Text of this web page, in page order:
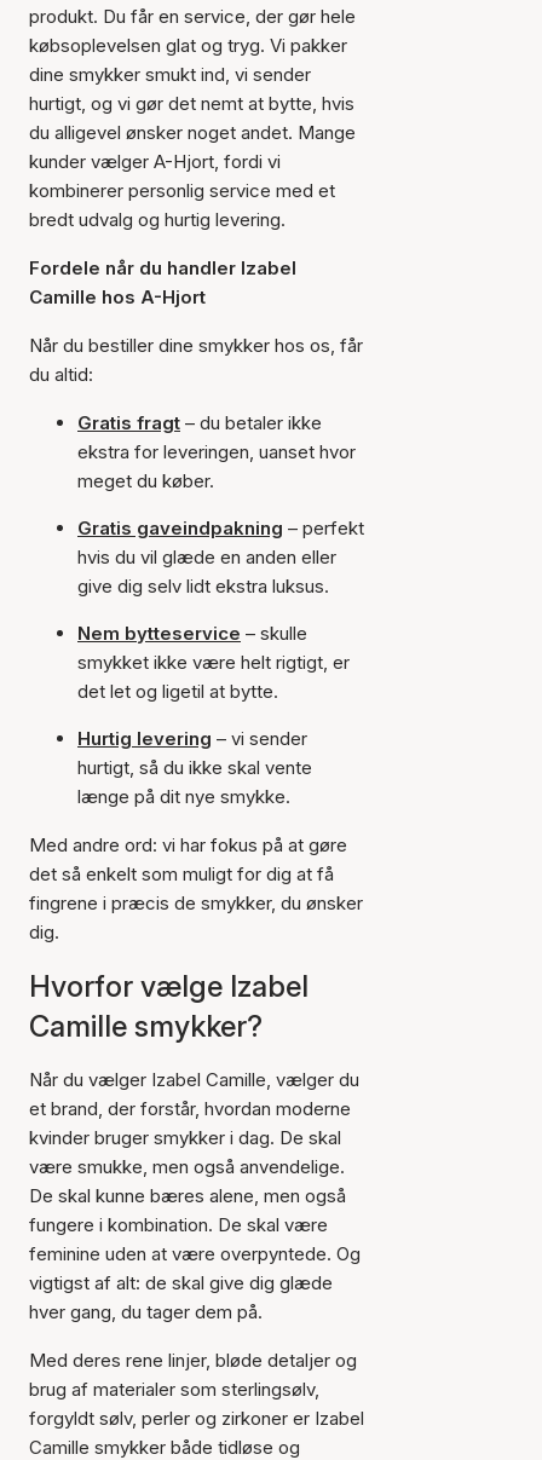
produkt. Du får en service, der gør hele
købsoplevelsen glat og tryg. Vi pakker
dine smykker smukt ind, vi sender
hurtigt, og vi gør det nemt at bytte, hvis
du alligevel ønsker noget andet. Mange
kunder vælger A-Hjort, fordi vi
kombinerer personlig service med et
bredt udvalg og hurtig levering.
Fordele når du handler Izabel
Camille hos A-Hjort
Når du bestiller dine smykker hos os, får
du altid:
Gratis fragt – du betaler ikke
ekstra for leveringen, uanset hvor
meget du køber.
Gratis gaveindpakning – perfekt
hvis du vil glæde en anden eller
give dig selv lidt ekstra luksus.
Nem bytteservice – skulle
smykket ikke være helt rigtigt, er
det let og ligetil at bytte.
Hurtig levering – vi sender
hurtigt, så du ikke skal vente
længe på dit nye smykke.
Med andre ord: vi har fokus på at gøre
det så enkelt som muligt for dig at få
fingrene i præcis de smykker, du ønsker
dig.
Hvorfor vælge Izabel
Camille smykker?
Når du vælger Izabel Camille, vælger du
et brand, der forstår, hvordan moderne
kvinder bruger smykker i dag. De skal
være smukke, men også anvendelige.
De skal kunne bæres alene, men også
fungere i kombination. De skal være
feminine uden at være overpyntede. Og
vigtigst af alt: de skal give dig glæde
hver gang, du tager dem på.
Med deres rene linjer, bløde detaljer og
brug af materialer som sterlingsølv,
forgyldt sølv, perler og zirkoner er Izabel
Camille smykker både tidløse og